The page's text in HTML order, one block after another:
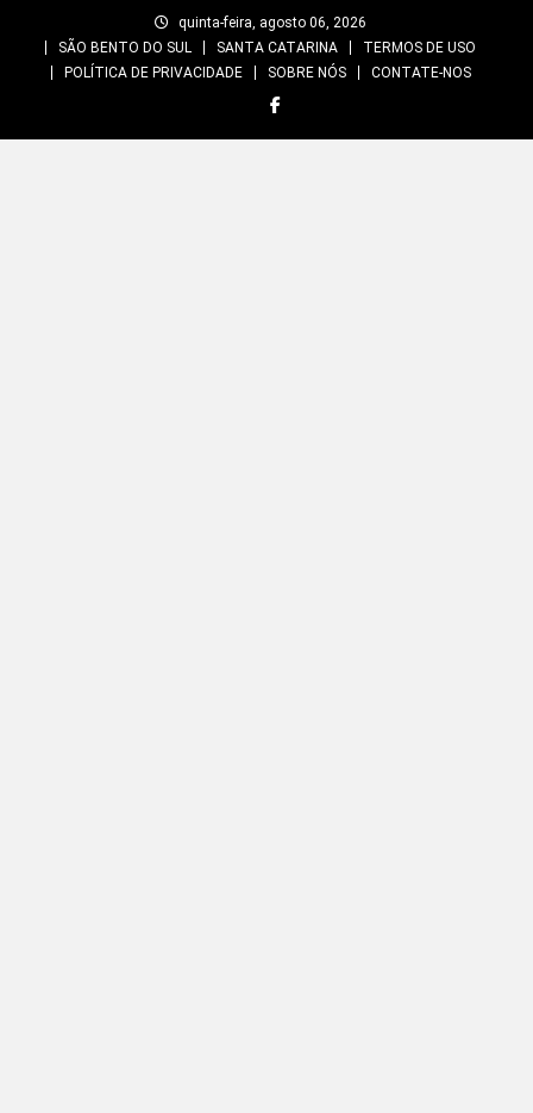
quinta-feira, agosto 06, 2026
SÃO BENTO DO SUL
SANTA CATARINA
TERMOS DE USO
POLÍTICA DE PRIVACIDADE
SOBRE NÓS CONTATE-NOS